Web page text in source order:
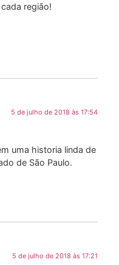
região!
5 de julho de 2018 às 17:54
uma historia linda de
de São Paulo.
5 de julho de 2018 às 17:21